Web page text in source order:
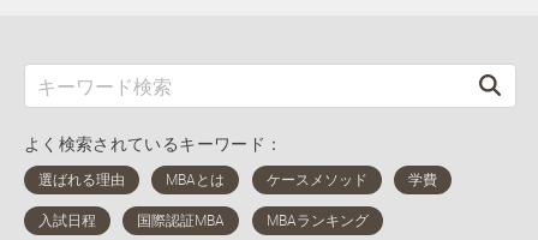
よく検索されているキーワード：